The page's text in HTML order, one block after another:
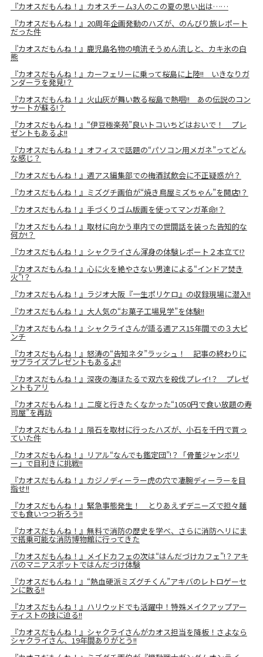
『カオスだもんね！』カオスチーム3人のこの夏の思い出は……
『カオスだもんね！』20周年企画発動のハズが、のんびり旅レポート
だった件
『カオスだもんね！』鹿児島名物の噴流そうめん流しと、カキ氷の白
熊
『カオスだもんね！』カーフェリーに乗って桜島に上陸!! いきなりガ
ンダーラを発見!？
『カオスだもんね！』火山灰が舞い散る桜島で熱唱!! あの伝説のコン
サートが蘇る!？
『カオスだもんね！』“伊豆極楽苑”良いトコいちどはおいで！ プレ
ゼントもあるよ!!
『カオスだもんね！』オフィスで話題の“パソコン用メガネ”ってどん
な感じ？
『カオスだもんね！』週アス編集部での梅酒試飲会に不正疑惑が!？
『カオスだもんね！』ミズグチ画伯が“焼き鳥屋ミズちゃん”を開店!？
『カオスだもんね！』手づくりゴム版画を使ってマンガ革命!？
『カオスだもんね！』取材に向かう車内での世間話を装った告知的な
何か!？
『カオスだもんね！』シャクライさん渾身の体験レポート２本立て!?
『カオスだもんね！』心に火を絶やさない男達による“インドア焚き
火”!？
『カオスだもんね！』ラジオ大阪『一生ポリケロ』の収録現場に潜入!!
『カオスだもんね！』大人気の“お菓子工場見学”を体験!!
『カオスだもんね！』シャクライさんが語る週アス15年間での３大ピ
ンチ
『カオスだもんね！』怒涛の“告知ネタ”ラッシュ！ 記事の終わりに
サプライズプレゼントもあるよ!!
『カオスだもんね！』深夜の海ほたるで双六を殺伐プレイ!？ プレゼ
ントもアリ
『カオスだもんね！』二度と行きたくなかった“1050円で食い放題の寿
司屋”を再訪
『カオスだもんね！』隕石を取材に行ったハズが、小石を千円で買っ
ていた件
『カオスだもんね！』リアル“なんでも鑑定団”!？「骨董ジャンボリ
ー」で目利きに挑戦!!
『カオスだもんね！』カジノディーラー虎の穴で凄腕ディーラーを目
指せ!!
『カオスだもんね！』緊急事態発生！ とりあえずデニーズで担々麺
でも食いつつ祈ろう!!
『カオスだもんね！』無料で消防の歴史を学べ、さらに消防ヘリにま
で搭乗可能な消防博物館に行ってきた
『カオスだもんね！』メイドカフェの次は“はんだづけカフェ”!？アキ
バのマニアスポットではんだづけ体験
『カオスだもんね！』“熱血硬派ミズグチくん”アキバのレトロゲーセ
ンに散る!!
『カオスだもんね！』ハリウッドでも活躍中！特殊メイクアップアー
ティストの技に迫る!!
『カオスだもんね！』シャクライさんがカオス担当を降板！さよなら
シャクライさん、19年間ありがとう!!